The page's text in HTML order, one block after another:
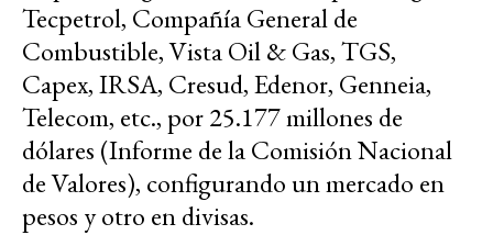
Tecpetrol, Compañía General de
Combustible, Vista Oil & Gas, TGS,
Capex, IRSA, Cresud, Edenor, Genneia,
Telecom, etc., por 25.177 millones de
dólares (Informe de la Comisión Nacional
de Valores), configurando un mercado en
pesos y otro en divisas.